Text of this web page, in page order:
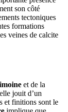
son côté
tectoniques
formations
veines de calcite
et de la
jouit d’un
et finitions sont le